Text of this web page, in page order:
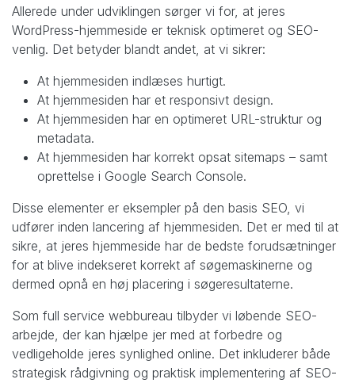
Allerede under udviklingen sørger vi for, at jeres
WordPress-hjemmeside er teknisk optimeret og SEO-
venlig. Det betyder blandt andet, at vi sikrer:
At hjemmesiden indlæses hurtigt.
At hjemmesiden har et responsivt design.
At hjemmesiden har en optimeret URL-struktur og
metadata.
At hjemmesiden har korrekt opsat sitemaps – samt
oprettelse i Google Search Console.
Disse elementer er eksempler på den basis SEO, vi
udfører inden lancering af hjemmesiden. Det er med til at
sikre, at jeres hjemmeside har de bedste forudsætninger
for at blive indekseret korrekt af søgemaskinerne og
dermed opnå en høj placering i søgeresultaterne.
Som full service webbureau tilbyder vi løbende SEO-
arbejde, der kan hjælpe jer med at forbedre og
vedligeholde jeres synlighed online. Det inkluderer både
strategisk rådgivning og praktisk implementering af SEO-